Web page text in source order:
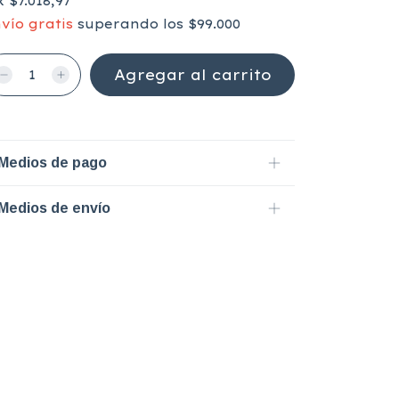
gratis superando los $99.000
de pago
de envío